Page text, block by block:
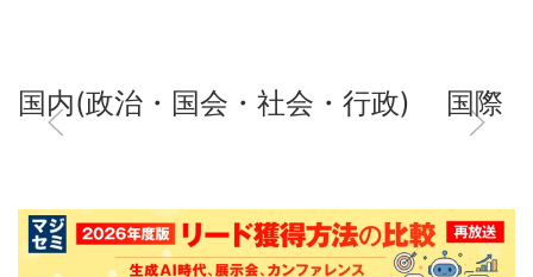
国内(政治・国会・社会・行政) 国際